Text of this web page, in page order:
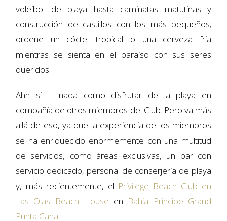
voleibol de playa hasta caminatas matutinas y
construcción de castillos con los más pequeños;
ordene un cóctel tropical o una cerveza fría
mientras se sienta en el paraíso con sus seres
queridos.
Ahh sí … nada como disfrutar de la playa en
compañía de otros miembros del Club. Pero va más
allá de eso, ya que la experiencia de los miembros
se ha enriquecido enormemente con una multitud
de servicios, como áreas exclusivas, un bar con
servicio dedicado, personal de conserjería de playa
y, más recientemente, el Privilege Beach Club en
Las Olas Beach House en Bahia Principe Grand
Punta Cana.